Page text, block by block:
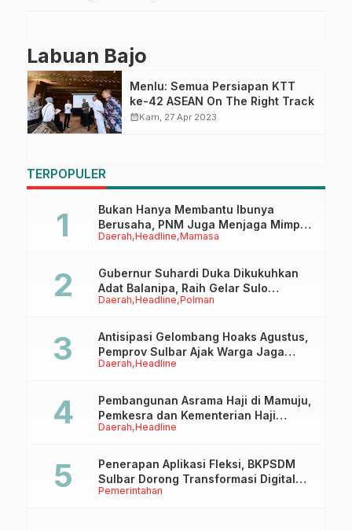
Labuan Bajo
Menlu: Semua Persiapan KTT
ke-42 ASEAN On The Right Track
calendar_monthKam, 27 Apr 2023
TERPOPULER
Daerah Headline Mamasa
Bukan Hanya Membantu Ibunya
Berusaha, PNM Juga Menjaga Mimpi
Anaknya Untuk Menggapai Cita-Cita
Daerah Headline Polman
Gubernur Suhardi Duka Dikukuhkan
Adat Balanipa, Raih Gelar Sulo
Tappidena
Daerah Headline
Antisipasi Gelombang Hoaks Agustus,
Pemprov Sulbar Ajak Warga Jaga
Ruang Digital
Daerah Headline
Pembangunan Asrama Haji di Mamuju,
Pemkesra dan Kementerian Haji
Sulbar Tinjau Lokasi
Pemerintahan
Penerapan Aplikasi Fleksi, BKPSDM
Sulbar Dorong Transformasi Digital
Sistem Kehadiran ASN